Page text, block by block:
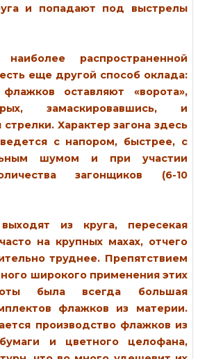
и попадают под выстрелы
распространенной
еще другой способ оклада:
оставляют «ворота»,
замаскировавшись, и
стрелки. Характер загона здесь
с напором, быстрее, с
шумом и при участии
загонщиков (6-10
из круга, пересекая
на крупных махах, отчего
труднее. Препятствием
широкого применения этих
была всегда большая
флажков из материи.
производство флажков из
и цветного целофана,